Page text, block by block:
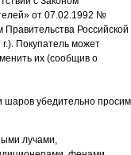
от 07.02.1992 №
Российской
Покупатель может
их (сообщив о
шаров убедительно просим
лучами,